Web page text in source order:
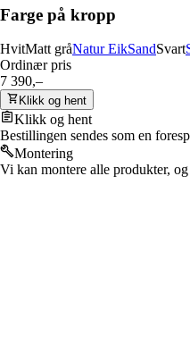
Farge på kropp
HvitMatt gråNatur EikSandSvart
Ordinær pris
7 390,–
Klikk og hent
Klikk og hent
Bestillingen sendes som en
Montering
Vi kan montere alle produkter,